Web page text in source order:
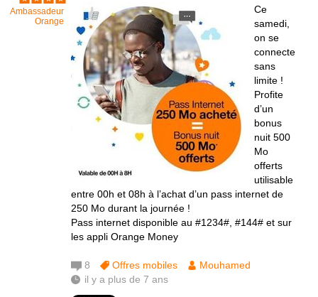
Ce
samedi,
on se
connecte
sans
limite !
Profite
d’un
bonus
nuit 500
Mo
offerts
utilisable
entre 00h et 08h à l’achat d’un pass internet de
250 Mo durant la journée !
Pass internet disponible au #1234#, #144# et sur
les appli Orange Money
Ambassadeur
Orange
8 Offres mobiles
Mouhamed
il y a plus de 7 ans